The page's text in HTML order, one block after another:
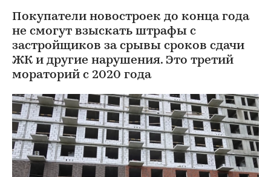
Покупатели новостроек до конца года
не смогут взыскать штрафы с
застройщиков за срывы сроков сдачи
ЖК и другие нарушения. Это третий
мораторий с 2020 года